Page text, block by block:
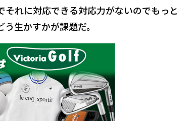
れに対応できる対応力がないのでもっと
生かすかが課題だ。